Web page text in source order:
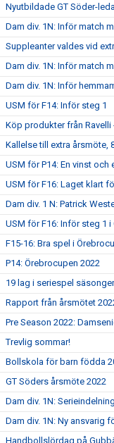
Nyutbildade GT Söder-
Dam div. 1N: Inför match
Suppleanter valdes vid
Dam div. 1N: Inför match
Dam div. 1N: Inför
USM för F14: Inför steg 1
Köp produkter från Ravelli
Kallelse till extra årsmöte,
USM för P14: En vinst och
USM för F16: Laget klart
Dam div. 1 N: Patrick
USM för F16: Inför steg 1 i
F15-16: Bra spel i
P14: Örebrocupen 2022
19 lag i seriespel
Rapport från årsmötet
Pre Season 2022:
Trevlig sommar!
Bollskola för barn födda
GT Söders årsmöte 2022
Dam div. 1N:
Dam div. 1N: Ny ansvarig
Handbollslördag på